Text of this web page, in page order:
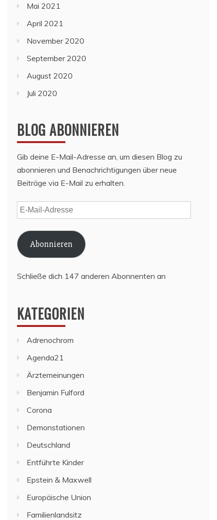
Mai 2021
April 2021
November 2020
September 2020
August 2020
Juli 2020
BLOG ABONNIEREN
Gib deine E-Mail-Adresse an, um diesen Blog zu
abonnieren und Benachrichtigungen über neue
Beiträge via E-Mail zu erhalten.
E-
Mail-
Adresse
Abonnieren
Schließe dich 147 anderen Abonnenten an
KATEGORIEN
Adrenochrom
Agenda21
Ärztemeinungen
Benjamin Fulford
Corona
Demonstationen
Deutschland
Entführte Kinder
Epstein & Maxwell
Europäische Union
Familienlandsitz